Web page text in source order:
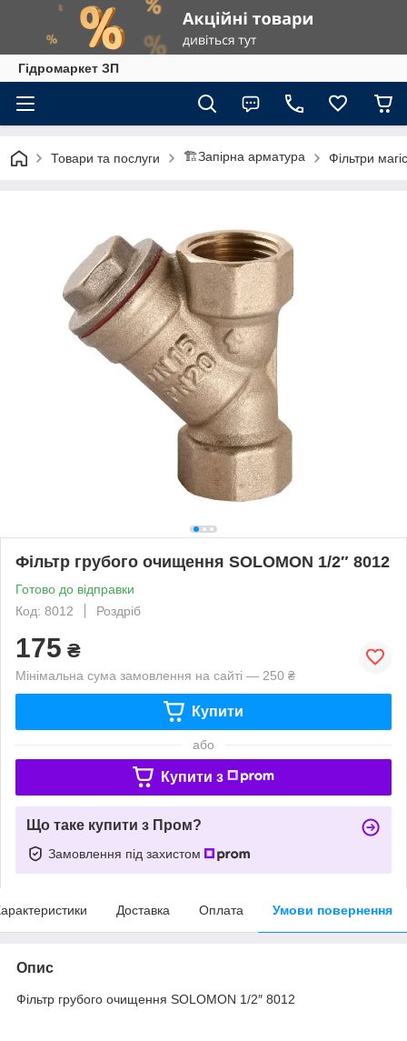
Гiдромаркет ЗП
Товари та послуги 🏗️Запірна арматура Фільтри
Фільтр грубого очищення SOLOMON 1/2″ 8012
Готово до відправки
Код: 8012
Роздріб
175 ₴
Мінімальна сума замовлення на сайті — 250 ₴
Купити
або
Купити з
Що таке купити з Пром?
Замовлення під захистом
Доставка Оплата Умови повернення
Опис
Фільтр грубого очищення SOLOMON 1/2″ 8012